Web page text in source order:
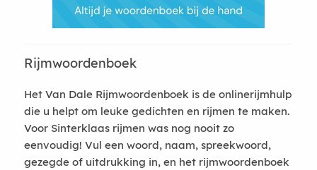
Rijmwoordenboek
Het Van Dale Rijmwoordenboek is de onlinerijmhulp
die u helpt om leuke gedichten en rijmen te maken.
Voor Sinterklaas rijmen was nog nooit zo
eenvoudig! Vul een woord, naam, spreekwoord,
gezegde of uitdrukking in, en het rijmwoordenboek